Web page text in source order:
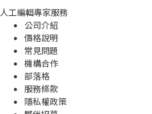
人工編輯專家服務
公司介紹
價格說明
常見問題
機構合作
部落格
服務條款
隱私權政策